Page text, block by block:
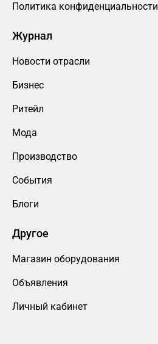
Политика конфиденциальности
Журнал
Новости отрасли
Бизнес
Ритейл
Мода
Производство
События
Блоги
Другое
Магазин оборудования
Объявления
Личный кабинет